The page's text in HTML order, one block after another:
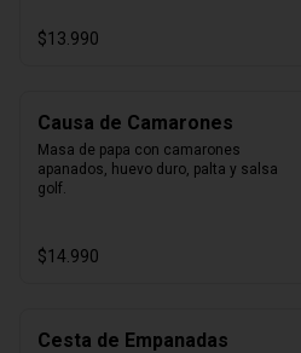
$13.990
Causa de Camarones
Masa de papa con camarones
apanados, huevo duro, palta y salsa
golf.
$14.990
Cesta de Empanadas